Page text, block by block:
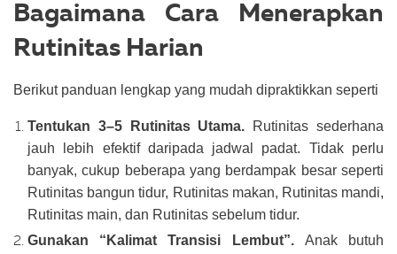
Bagaimana Cara Menerapkan
Rutinitas Harian
Berikut panduan lengkap yang mudah dipraktikkan seperti
Tentukan 3–5 Rutinitas Utama.
Rutinitas sederhana
jauh lebih efektif daripada jadwal padat. Tidak perlu
banyak, cukup beberapa yang berdampak besar seperti
Rutinitas bangun tidur, Rutinitas makan, Rutinitas mandi,
Rutinitas main, dan Rutinitas sebelum tidur.
Gunakan “Kalimat Transisi Lembut”. Anak butuh